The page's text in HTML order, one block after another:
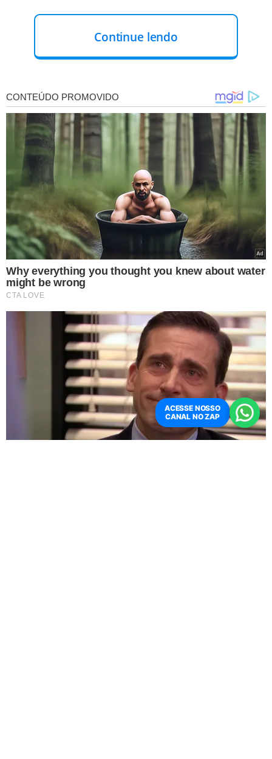
O outro ganhador que tirou a sorte é de Caraguatatuba,
cidade do litoral de São Paulo. Nesse caso, foi feita uma
aposta simples, de 6 números. O apostador vai levar os
mesmosR$ 51,5 milhões.
PARA APOSTAR NA MEGA-SENA
As apostas podem ser feitas até as 19h (horário de
Brasília), em qualquer lotérica do país ou pela internet,
no site da Caixa Econômica Federal –acessível por
celular, computador ou outros dispositivos.
É necessário fazer um cadastro, ser maior de idade (18
anos ou mais) e preencher o número do cartão de
crédito.
Continue lendo
ACESSE NOSSO
CANAL NO ZAP